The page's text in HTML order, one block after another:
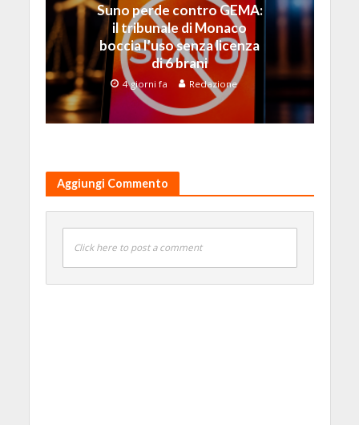
Suno perde contro GEMA:
il tribunale di Monaco
boccia l’uso senza licenza
di 6 brani
4 giorni fa Redazione
Aggiungi Commento
Click here to post a comment